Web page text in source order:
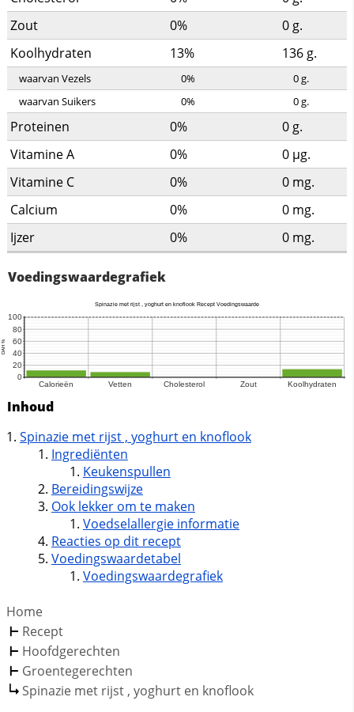
Zout
0% 0g.
Koolhydraten
13% 136g.
waarvan Vezels 0% 0g.
waarvan Suikers
0% 0g.
Proteinen 0% 0g.
Vitamine A
0% 0 µg.
Vitamine C
0% 0 mg.
Calcium
0% 0 mg.
Ijzer
0% 0 mg.
Voedingswaardegrafiek
Inhoud
Spinazie met rijst , yoghurt en knoflook
Ingrediënten
Keukenspullen
Bereidingswijze
Ook lekker om te maken
Voedselallergie informatie
Reacties op dit recept
Voedingswaardetabel
Voedingswaardegrafiek
Home
Recept
Hoofdgerechten
Groentegerechten
Spinazie met rijst , yoghurt en knoflook